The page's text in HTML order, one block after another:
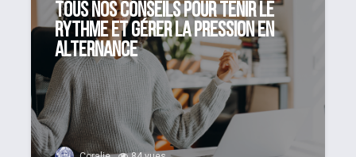
Tous nos conseils pour tenir le
rythme et gérer la pression en
alternance